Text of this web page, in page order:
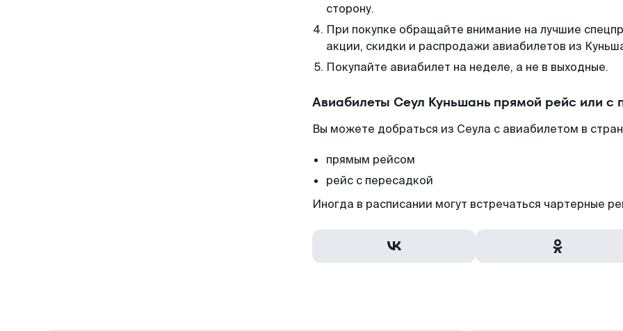
сторону.
При покупке обращайте внимание на лучшие
акции, скидки и распродажи авиабилетов из
Покупайте авиабилет на неделе, а не в выходные.
Авиабилеты Сеул Куньшань прямой рейс или с
Вы можете добраться из Сеула с авиабилетом в
прямым рейсом
рейс с пересадкой
Иногда в расписании могут встречаться чартерные